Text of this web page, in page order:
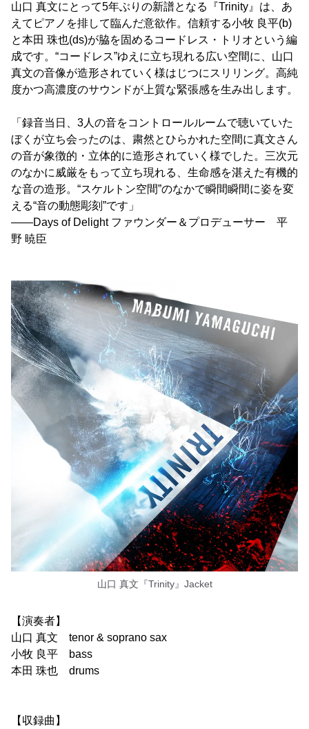
山口 真文にとって5年ぶりの新譜となる『Trinity』は、あ
えてピアノを排して臨んだ意欲作。信頼する小牧 良平(b)
と本田 珠也(ds)が脇を固めるコードレス・トリオという編
成です。“コードレス”ゆえに立ち現れる広い空間に、山口
真文の音像が造形されていく様はじつにスリリング。高純
度かつ高濃度のサウンドが上質な緊張感を生み出します。
「録音当日、3人の音をコントロールルームで聴いていた
ぼくが立ち会ったのは、粛然とひらかれた空間に真文さん
の音が象徴的・立体的に造形されていく様でした。三次元
のなかに威厳をもって立ち現れる、生命感を湛えた有機的
な音の造形。“スケルトン空間”のなかで瞬間瞬間に姿を変
える“音の動態彫刻”です」
――Days of Delight ファウンダー＆プロデューサー 平
野 暁臣
山口 真文『Trinity』Jacket
【演奏者】
山口 真文 tenor & soprano sax
小牧 良平 bass
本田 珠也 drums
【収録曲】